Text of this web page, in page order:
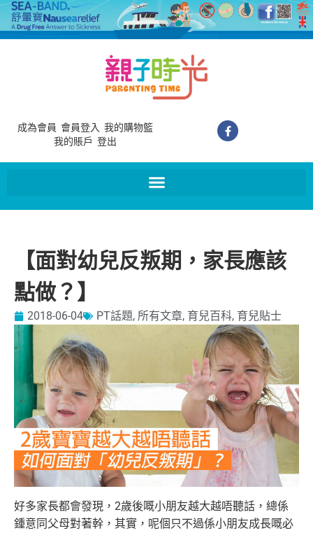
成為會員 會員登入 我的購物籃
我的賬戶 登出
【面對幼兒反叛期，家長應該
點做？】
2018-06-04 PT話題, 所有文章, 育兒百科, 育兒貼士
好多家長都會發現，2歲後嘅小朋友越大越唔聽話，總係
鍾意同父母對著幹，其實，呢個只不過係小朋友成長嘅必